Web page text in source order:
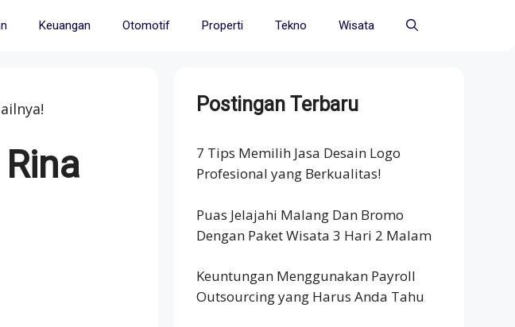
Keuangan Otomotif Properti Tekno Wisata
Postingan Terbaru
7 Tips Memilih Jasa Desain Logo
Profesional yang Berkualitas!
Puas Jelajahi Malang Dan Bromo
Dengan Paket Wisata 3 Hari 2 Malam
Keuntungan Menggunakan Payroll
Outsourcing yang Harus Anda Tahu